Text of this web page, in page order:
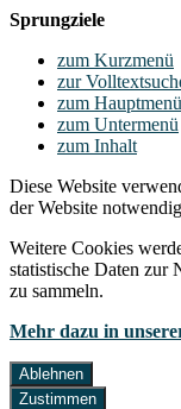
Sprungziele
zum Kurzmenü
zur
zum Hauptmenü
zum Untermenü
zum Inhalt
Diese Website
der Website
Weitere Cookies
statistische Daten zur
zu sammeln.
Mehr dazu in
Ablehnen
Zustimmen